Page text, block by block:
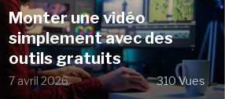
Monter une vidéo
simplement avec des
outils gratuits
7 avril 2026 310 Vues